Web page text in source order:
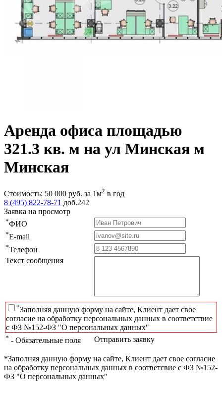
Аренда офиса площадью
321.3 кв. м на ул Минская м
Минская
Стоимость: 50 000 руб. за 1м2 в год
8 (495) 822-78-71 доб.242
Заявка на просмотр
*ФИО
*E-mail
*Телефон
Текст сообщения
*Заполняя данную форму на сайте, Клиент дает свое
согласие на обработку персональных данных в соответствие
с ФЗ №152-ФЗ "О персональных данных"
* - Обязательные поля Отправить заявку
*Заполняя данную форму на сайте, Клиент дает свое согласие
на обработку персональных данных в соответсвие с ФЗ №152-
ФЗ "О персональных данных"